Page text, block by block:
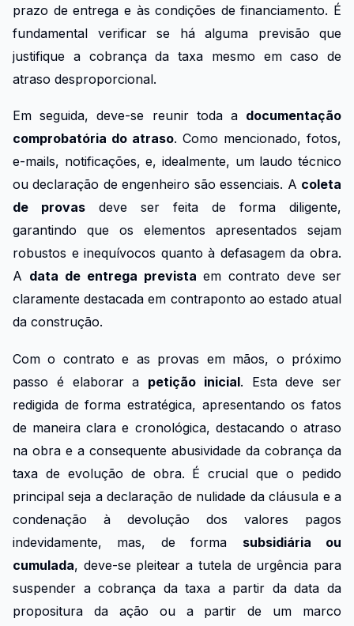
prazo de entrega e às condições de financiamento. É
fundamental verificar se há alguma previsão que
justifique a cobrança da taxa mesmo em caso de
atraso desproporcional.
Em seguida, deve-se reunir toda a documentação
comprobatória do atraso. Como mencionado, fotos,
e-mails, notificações, e, idealmente, um laudo técnico
ou declaração de engenheiro são essenciais. A coleta
de provas deve ser feita de forma diligente,
garantindo que os elementos apresentados sejam
robustos e inequívocos quanto à defasagem da obra.
A data de entrega prevista em contrato deve ser
claramente destacada em contraponto ao estado atual
da construção.
Com o contrato e as provas em mãos, o próximo
passo é elaborar a petição inicial. Esta deve ser
redigida de forma estratégica, apresentando os fatos
de maneira clara e cronológica, destacando o atraso
na obra e a consequente abusividade da cobrança da
taxa de evolução de obra. É crucial que o pedido
principal seja a declaração de nulidade da cláusula e a
condenação à devolução dos valores pagos
indevidamente, mas, de forma subsidiária ou
cumulada, deve-se pleitear a tutela de urgência para
suspender a cobrança da taxa a partir da data da
propositura da ação ou a partir de um marco